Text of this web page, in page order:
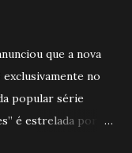
que a nova
no
popular série
é estrelada por